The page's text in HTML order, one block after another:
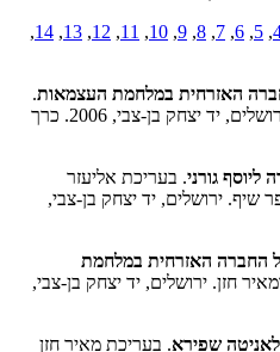
,
5
,
6
,
7
,
8
,
9
,
10
,
11
,
12
,
13
,
14
,
האזרחית במלחמת העצמאות.
בעריכת מרדכי בר-און ומאיר חזן. ירושלים, יד יצחק בן-צבי, 2006. כרך
ליוסף גורני. בעריכת אליעזר
שיף. ירושלים, יד יצחק בן-צבי,
החברה האזרחית במלחמת
חזן. ירושלים, יד יצחק בן-צבי,
לאניטה שפירא. בעריכת מאיר חזן